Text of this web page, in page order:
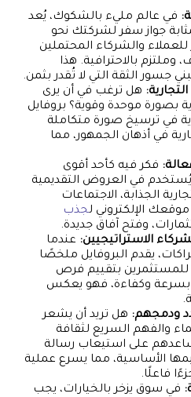
في عالم مليء بالشكوك، يُعد
جواز سفر لشركتك نحو
والشركاء المحتملين
بالاحترافية. هذا
جسور الثقة التي لا تُقدر بثمن.
هل ترغب في أن يرى
بصورة موحدة وقوية؟ بروفايل
في ترسيخ صورة متكاملة
في أذهان الجمهور، مما
فكر فيه كأحد أقوى
في العروض التقديمية
الجذابة، الاجتماعات
الإلكتروني لجذب
وفتح آفاق جديدة.
الاستراتيجيين: عندما
يقدم البروفايل ملخصًا
بتقييم فرص
بسرعة وكفاءة، فهو يعكس
ودمجهم: هل تريد أن يشعر
والفهم السريع لثقافة
على استيعاب رسالة
الأساسية، مما يسرع عملية
فاعلًا.
في سوق يزخر بالخيارات، يجب